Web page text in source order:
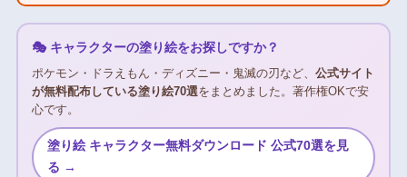
🎭 キャラクターの塗り絵をお探しですか？
ポケモン・ドラえもん・ディズニー・鬼滅の刃など、 公式サイト
が無料配布している塗り絵70選をまとめました。著作権OKで安
心です。
塗り絵 キャラクター無料ダウンロード 公式70選を見
る →